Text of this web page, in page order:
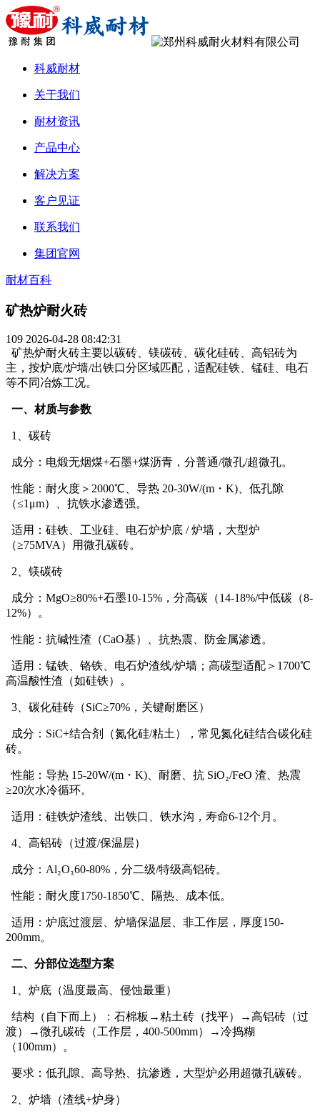
科威耐材
关于我们
耐材资讯
产品中心
解决方案
客户见证
联系我们
集团官网
耐材百科
矿热炉耐火砖
109 2026-04-28 08:42:31
矿热炉耐火砖主要以碳砖、镁碳砖、碳化硅砖、高铝砖为
主，按炉底/炉墙/出铁口分区域匹配，适配硅铁、锰硅、电石
等不同冶炼工况。
一、材质与参数
1、碳砖
成分：电煅无烟煤+石墨+煤沥青，分普通/微孔/超微孔。
性能：耐火度＞2000℃、导热 20-30W/(m・K)、低孔隙
（≤1μm）、抗铁水渗透强。
适用：硅铁、工业硅、电石炉炉底 / 炉墙，大型炉
（≥75MVA）用微孔碳砖。
2、镁碳砖
成分：MgO≥80%+石墨10-15%，分高碳（14-18%/中低碳（8-
12%）。
性能：抗碱性渣（CaO基）、抗热震、防金属渗透。
适用：锰铁、铬铁、电石炉渣线/炉墙；高碳型适配＞1700℃
高温酸性渣（如硅铁）。
3、碳化硅砖（SiC≥70%，关键耐磨区）
成分：SiC+结合剂（氮化硅/粘土），常见氮化硅结合碳化硅
砖。
性能：导热 15-20W/(m・K)、耐磨、抗 SiO₂/FeO 渣、热震
≥20次水冷循环。
适用：硅铁炉渣线、出铁口、铁水沟，寿命6-12个月。
4、高铝砖（过渡/保温层）
成分：Al₂O₃60-80%，分二级/特级高铝砖。
性能：耐火度1750-1850℃、隔热、成本低。
适用：炉底过渡层、炉墙保温层、非工作层，厚度150-
200mm。
二、分部位选型方案
1、炉底（温度最高、侵蚀最重）
结构（自下而上）：石棉板→粘土砖（找平）→高铝砖（过
渡）→微孔碳砖（工作层，400-500mm）→冷捣糊
（100mm）。
要求：低孔隙、高导热、抗渗透，大型炉必用超微孔碳砖。
2、炉墙（渣线+炉身）